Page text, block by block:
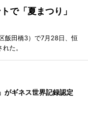
トで「夏まつり」
飯田橋3）で7月28日、恒
た。
がギネス世界記録認定